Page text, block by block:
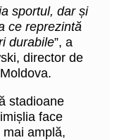
sportul, dar și
ce reprezintă
durabile”, a
director de
stadioane
face
amplă,